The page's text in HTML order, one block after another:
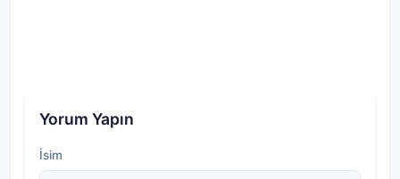
Yorum Yapın
İsim